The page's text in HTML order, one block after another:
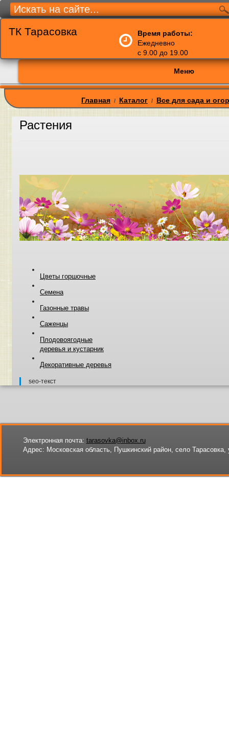
ТК Тарасовка
Время работы:
Ежедневно
с 9.00 до 19.00
Меню
Главная / Каталог / Все для сада и
Растения
Цветы горшочные
Семена
Газонные травы
Саженцы
Плодовоягодные
деревья и кустарник
Декоративные деревья
seo-текст
Электронная почта: tarasovka@inbox.ru
Адрес: Московская область, Пушкинский район, село